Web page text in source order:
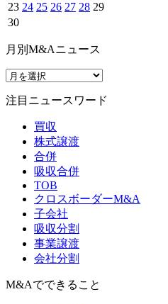
23 24 25 26 27 28 29
30
月別M&Aニュース
注目ニュースワード
買収
株式譲渡
合併
吸収合併
TOB
クロスボーダーM&A
子会社
吸収分割
事業譲渡
会社分割
M&Aでできること